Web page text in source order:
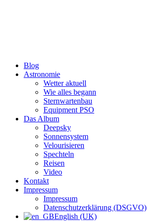
Blog
Astronomie
Wetter aktuell
Wie alles begann
Sternwartenbau
Equipment PSO
Das Album
Deepsky
Sonnensystem
Velourisieren
Spechteln
Reisen
Video
Kontakt
Impressum
Impressum
Datenschutzerklärung (DSGVO)
English (UK)